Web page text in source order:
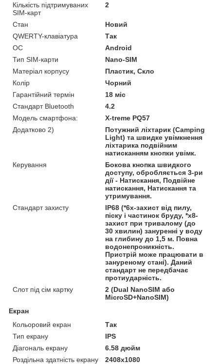
Кількість підтримуваних
SIM-карт
2
Стан
Новий
QWERTY-клавіатура
Так
ОС
Android
Тип SIM-карти
Nano-SIM
Матеріал корпусу
Пластик, Скло
Колір
Чорний
Гарантійний термін
18 міс
Стандарт Bluetooth
4.2
Модель смартфона:
X-treme PQ57
Додатково 2)
Потужний ліхтарик (Camping
Light) та швидке увімкнення
ліхтарика подвійним
натисканням кнопки увімк.
Керування
Бокова кнопка швидкого
доступу, обробляється 3-ри
дії - Натискання, Подвійне
натискання, Натискання та
утримування.
Стандарт захисту
IP68 (*6x-захист від пилу,
піску і частинок бруду, *х8-
захист при тривалому (до
30 хвилин) зануренні у воду
на глибину до 1,5 м. Повна
водонепроникність.
Пристрій може працювати в
зануреному стані). Даний
стандарт не передбачає
протиударність.
Слот під сім картку
2 (Dual NanoSIM або
MicroSD+NanoSIM)
Екран
Кольоровий екран
Так
Тип екрану
IPS
Діагональ екрану
6.58 дюйм
Роздільна здатність екрану
2408х1080